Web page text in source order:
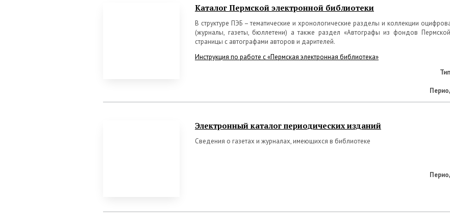
Каталог Пермской электронной библиотеки
В структуре ПЭБ – тематические и хронологические разделы и коллекции
(журналы, газеты, бюллетени) а также раздел «Автографы из фондов
страницы с автографами авторов и дарителей.
Инструкция по работе с «Пермская электронная библиотека»
Электронный каталог периодических изданий
Сведения о газетах и журналах, имеющихся в библиотеке